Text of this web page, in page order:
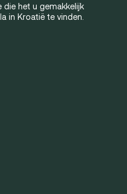
die het u gemakkelijk
in Kroatië te vinden.